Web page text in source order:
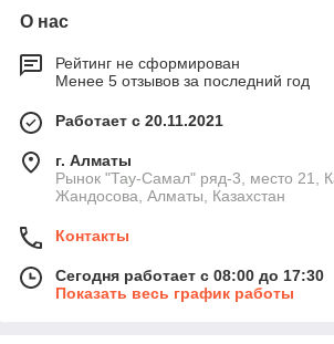
минимум 20–30%.
Диапазон входного напряжения
сильных просадках и скачках.
Точность стабилизации
Время реакции
чувствительной электроники.
модульный.
оборудования.
О нас
Рейтинг не сформирован
Менее 5 отзывов за последний год
Работает с 20.11.2021
г. Алматы
Рынок "Тау-Самал" ряд-3, место 21,
Жандосова, Алматы, Казахстан
Контакты
Сегодня работает с 08:00 до 17:30
Показать весь график работы